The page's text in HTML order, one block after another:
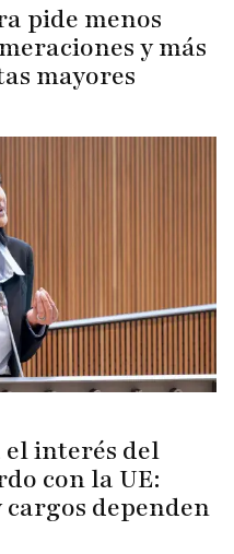
pide menos
y más
mayores
interés del
con la UE:
cargos dependen